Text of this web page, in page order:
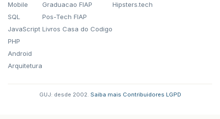
Mobile
SQL
JavaScript
PHP
Android
Arquitetura
Graduacao FIAP
Pos-Tech FIAP
Livros Casa do Codigo
Hipsters.tech
GUJ: desde 2002. Saiba mais Contribuidores LGPD